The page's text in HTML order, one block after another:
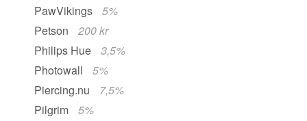
PawVikings
5%
Petson
200 kr
Philips Hue
3,5%
Photowall
5%
Piercing.nu
7,5%
Pilgrim
5%